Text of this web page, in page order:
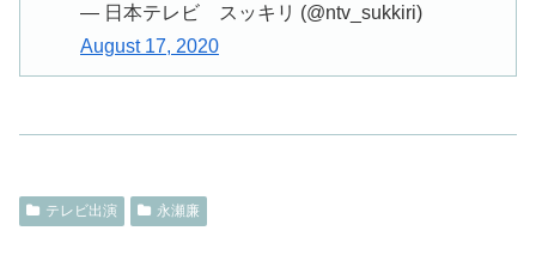
— 日本テレビ スッキリ (@ntv_sukkiri)
August 17, 2020
テレビ出演 永瀬廉